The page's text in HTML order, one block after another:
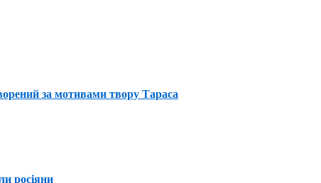
за мотивами твору Тараса
росіяни